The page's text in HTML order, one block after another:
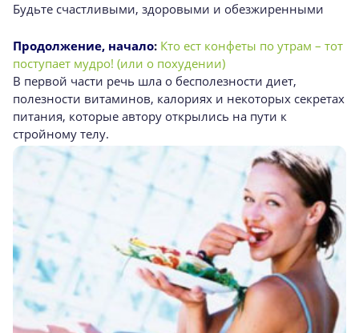
Будьте счастливыми, здоровыми и обезжиренными
Продолжение, начало: Кто ест конфеты по утрам – тот
поступает мудро! (или о похудении)
В первой части речь шла о бесполезности диет,
полезности витаминов, калориях и некоторых секретах
питания, которые автору открылись на пути к
стройному телу.